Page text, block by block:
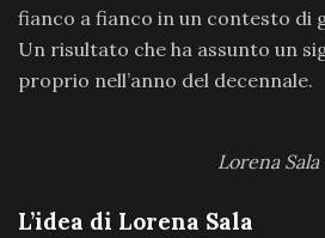
fianco a fianco in un contesto di
Un risultato che ha assunto un
proprio nell’anno del decennale.
Lorena Sala
L’idea di Lorena Sala